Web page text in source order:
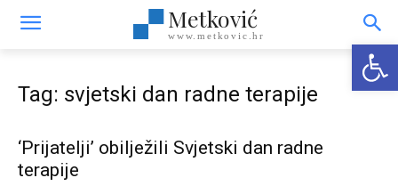
Metković
www.metkovic.hr
Tag: svjetski dan radne terapije
‘Prijatelji’ obilježili Svjetski dan radne
terapije